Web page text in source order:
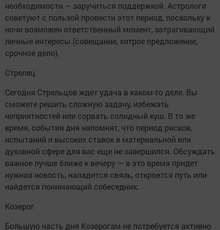
необходимости — заручиться поддержкой. Астрологи
советуют с пользой провести этот период, поскольку к
ночи возможен ответственный момент, затрагивающий
личные интересы (совещание, хитрое предложение,
срочное дело).
Стрелец
Сегодня Стрельцов ждет удача в каком-то деле. Вы
сможете решить сложную задачу, избежать
неприятностей или сорвать солидный куш. В то же
время, события дня напомнят, что период рисков,
испытаний и высоких ставок в материальной или
духовной сфере для вас еще не завершился. Обсуждать
важное лучше ближе к вечеру — в это время придет
нужная новость, наладится связь, откроется путь или
найдется понимающий собеседник.
Козерог
Большую часть дня Козерогам не потребуется активно